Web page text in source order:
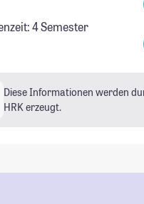
4 Semester
Diese Informationen werden
HRK erzeugt.